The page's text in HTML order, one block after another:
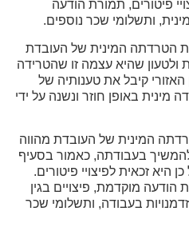
פיטורים, תמורת הודעה
ותשלומי שכר נוספים.
הטרדתה המינית של העובדת
ולטעון שהיא עצמה זו שהטרידה
קיבל את טענותיה של
מינית באופן חוזר ונשנה על ידי
המינית של העובדת מהווה
בעבודתה, כאמור בסעיף
כן היא זכאית לפיצויי פיטורים.
מוקדמת, פיצויים בגין
בעבודה, ותשלומי שכר